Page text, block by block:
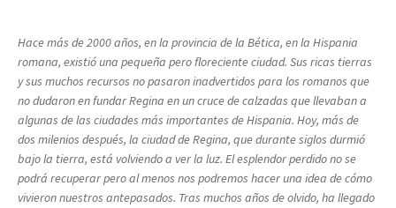
Hace más de 2000 años, en la provincia de la Bética, en la Hispania
romana, existió una pequeña pero floreciente ciudad. Sus ricas tierras
y sus muchos recursos no pasaron inadvertidos para los romanos que
no dudaron en fundar Regina en un cruce de calzadas que llevaban a
algunas de las ciudades más importantes de Hispania. Hoy, más de
dos milenios después, la ciudad de Regina, que durante siglos durmió
bajo la tierra, está volviendo a ver la luz. El esplendor perdido no se
podrá recuperar pero al menos nos podremos hacer una idea de cómo
vivieron nuestros antepasados. Tras muchos años de olvido, ha llegado